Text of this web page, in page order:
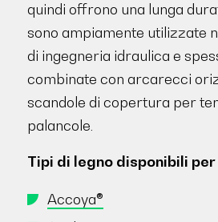
quindi offrono una lunga
sono ampiamente utilizzate
di ingegneria idraulica e
combinate con arcarecci
scandole di copertura per
palancole.
Tipi di legno disponibili
Accoya®